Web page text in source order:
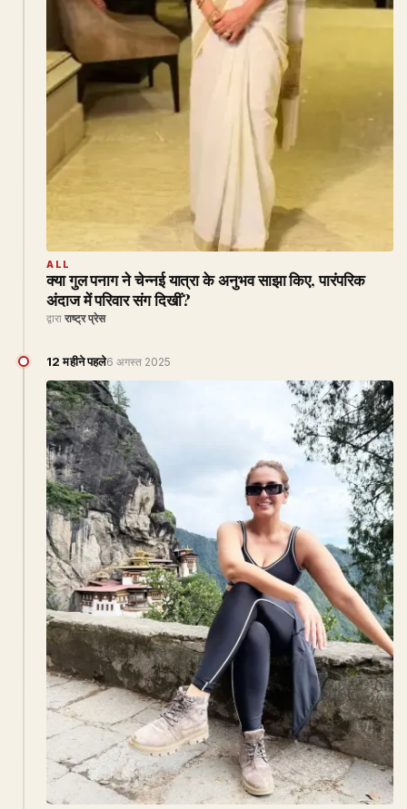
ALL
क्या गुल पनाग ने चेन्नई यात्रा के अनुभव साझा किए, पारंपरिक
अंदाज में परिवार संग दिखीं?
द्वारा राष्ट्र प्रेस
12 महीने पहले6 अगस्त 2025